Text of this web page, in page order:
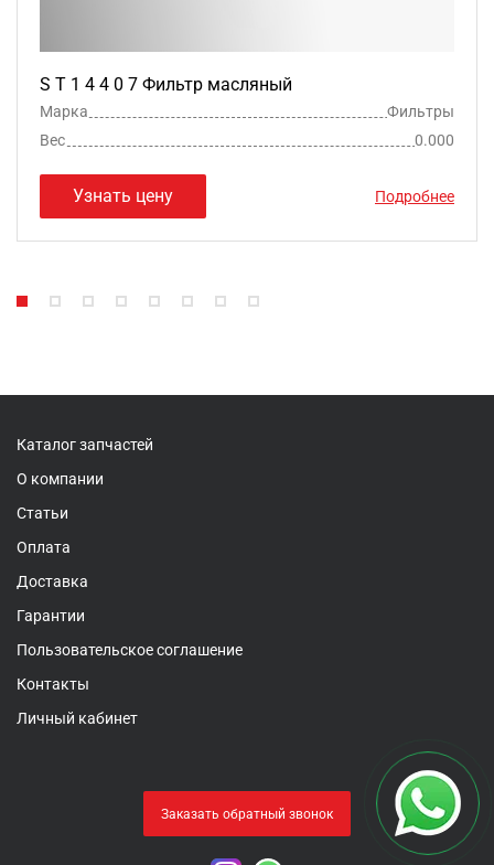
S T 1 4 4 0 7 Фильтр масляный
Марка
Фильтры
Вес
0.000
Узнать цену Подробнее
Каталог запчастей
О компании
Статьи
Оплата
Доставка
Гарантии
Пользовательское соглашение
Контакты
Личный кабинет
Заказать обратный звонок